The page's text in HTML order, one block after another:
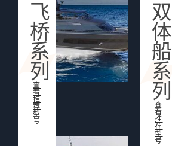
飞
桥
系
列
查
看
推
荐
型
号
双
体
船
系
列
查
看
推
荐
型
号